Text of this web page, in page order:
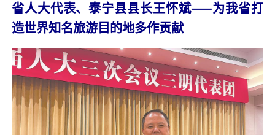
省人大代表、泰宁县县长王怀斌——为我省打
造世界知名旅游目的地多作贡献